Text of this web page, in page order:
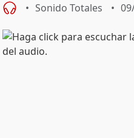
Sonido Totales